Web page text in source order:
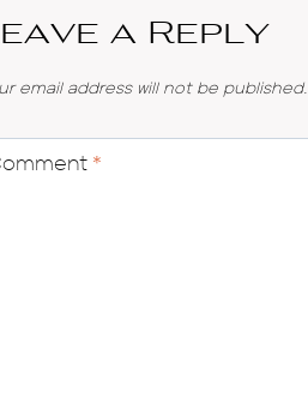
a Reply
email address will not be published.
*